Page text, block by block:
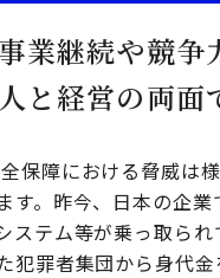
業継続や競争
と経営の両面
保障における脅威は
す。昨今、日本の企
ステム等が乗っ取ら
犯罪者集団から身代